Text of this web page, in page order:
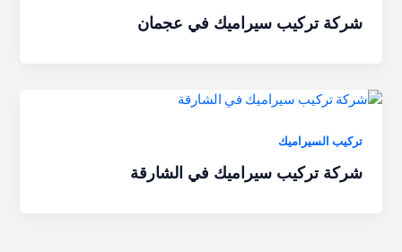
شركة تركيب سيراميك في عجمان
تركيب السيراميك
شركة تركيب سيراميك في الشارقة